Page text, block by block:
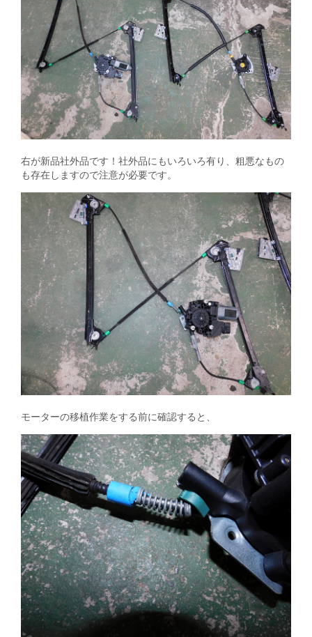
右が新品社外品です！社外品にもいろいろ有り、粗悪なもの
も存在しますので注意が必要です。
モーターの移植作業をする前に確認すると、